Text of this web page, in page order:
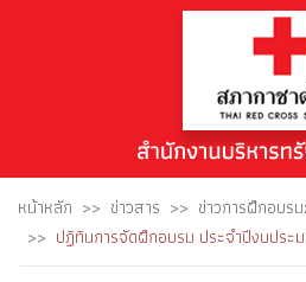
หน้าหลัก ข่าวสาร
ข่าวการฝึกอบร
ปฏิทินการจัดฝึกอบรม ประจำปีงบประ